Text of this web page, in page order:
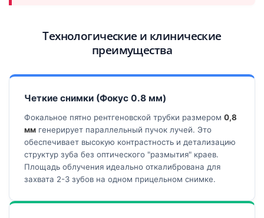
Технологические и клинические
преимущества
Четкие снимки (Фокус 0.8 мм)
Фокальное пятно рентгеновской трубки размером 0,8
мм генерирует параллельный пучок лучей. Это
обеспечивает высокую контрастность и детализацию
структур зуба без оптического "размытия" краев.
Площадь облучения идеально откалибрована для
захвата 2-3 зубов на одном прицельном снимке.